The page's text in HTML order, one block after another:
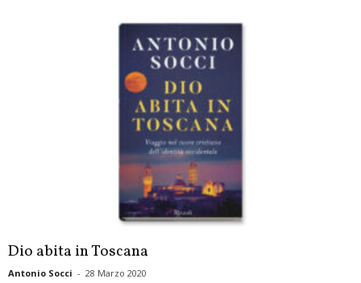
Dio abita in Toscana
Antonio Socci - 28 Marzo 2020